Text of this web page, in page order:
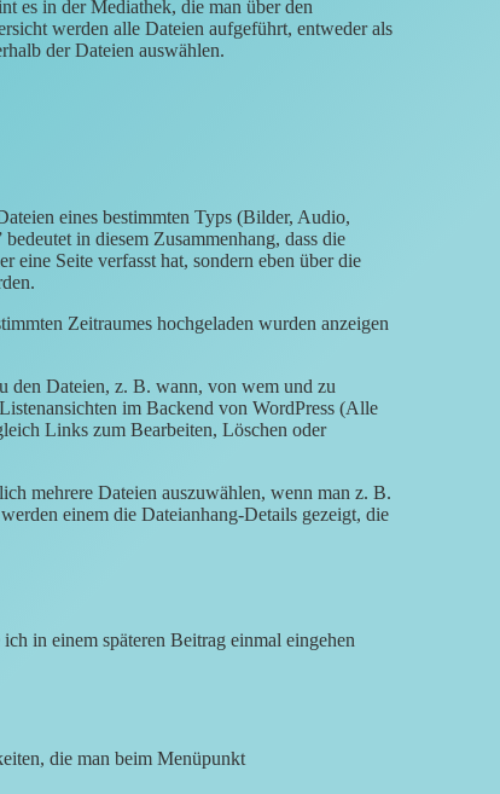
es in der Mediathek, die man über den
werden alle Dateien aufgeführt, entweder als
der Dateien auswählen.
eines bestimmten Typs (Bilder, Audio,
in diesem Zusammenhang, dass die
eine Seite verfasst hat, sondern eben über die
Zeitraumes hochgeladen wurden anzeigen
den Dateien, z. B. wann, von wem und zu
im Backend von WordPress (Alle
Links zum Bearbeiten, Löschen oder
mehrere Dateien auszuwählen, wenn man z. B.
einem die Dateianhang-Details gezeigt, die
in einem späteren Beitrag einmal eingehen
die man beim Menüpunkt